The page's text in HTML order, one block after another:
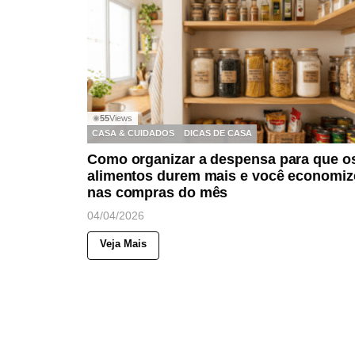
◉55Views
CASA & CUIDADOS
DICAS DE CASA
Como organizar a despensa para que
alimentos durem mais e você
nas compras do mês
04/04/2026
Veja Mais